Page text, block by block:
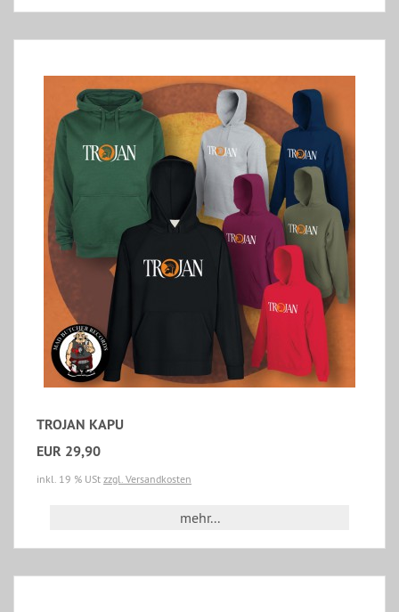
TROJAN KAPU
EUR 29,90
inkl. 19 % USt zzgl. Versandkosten
mehr...